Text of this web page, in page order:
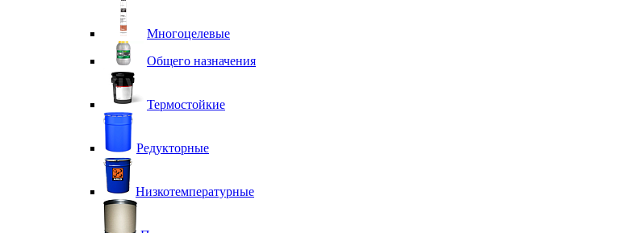
Многоцелевые
Общего назначения
Термостойкие
Редукторные
Низкотемпературные